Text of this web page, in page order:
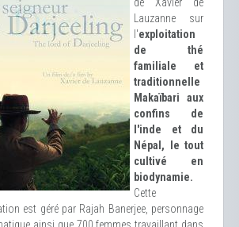
Lauzanne sur
l'exploitation
de thé
familiale et
traditionnelle
Makaïbari aux
confins de
l'inde et du
Népal, le tout
cultivé en
biodynamie.
Cette
est géré par Rajah Banerjee, personnage